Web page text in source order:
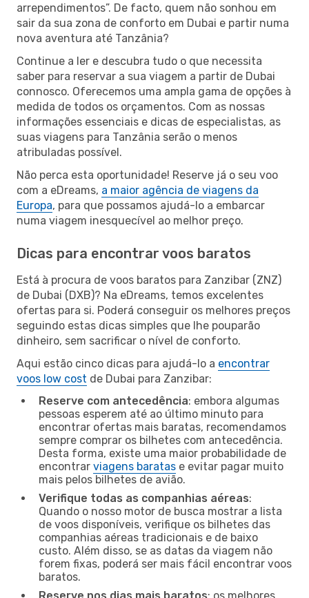
arrependimentos”. De facto, quem não sonhou em
sair da sua zona de conforto em Dubai e partir numa
nova aventura até Tanzânia?
Continue a ler e descubra tudo o que necessita
saber para reservar a sua viagem a partir de Dubai
connosco. Oferecemos uma ampla gama de opções à
medida de todos os orçamentos. Com as nossas
informações essenciais e dicas de especialistas, as
suas viagens para Tanzânia serão o menos
atribuladas possível.
Não perca esta oportunidade! Reserve já o seu voo
com a eDreams, a maior agência de viagens da
Europa, para que possamos ajudá-lo a embarcar
numa viagem inesquecível ao melhor preço.
Dicas para encontrar voos baratos
Está à procura de voos baratos para Zanzibar (ZNZ)
de Dubai (DXB)? Na eDreams, temos excelentes
ofertas para si. Poderá conseguir os melhores preços
seguindo estas dicas simples que lhe pouparão
dinheiro, sem sacrificar o nível de conforto.
Aqui estão cinco dicas para ajudá-lo a encontrar
voos low cost de Dubai para Zanzibar:
Reserve com antecedência: embora algumas
pessoas esperem até ao último minuto para
encontrar ofertas mais baratas, recomendamos
sempre comprar os bilhetes com antecedência.
Desta forma, existe uma maior probabilidade de
encontrar viagens baratas e evitar pagar muito
mais pelos bilhetes de avião.
Verifique todas as companhias aéreas:
Quando o nosso motor de busca mostrar a lista
de voos disponíveis, verifique os bilhetes das
companhias aéreas tradicionais e de baixo
custo. Além disso, se as datas da viagem não
forem fixas, poderá ser mais fácil encontrar voos
baratos.